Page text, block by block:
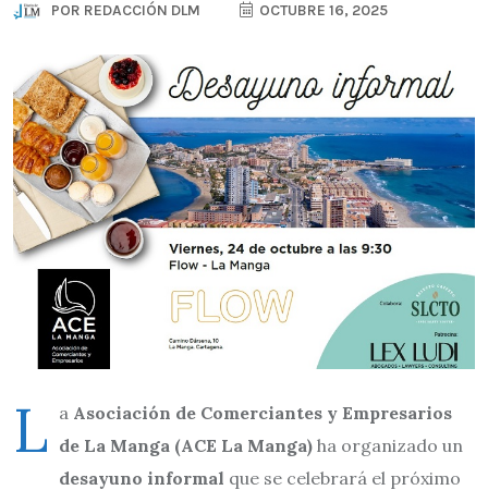
POR REDACCIÓN DLM OCTUBRE 16, 2025
L a Asociación de Comerciantes y Empresarios
de La Manga (ACE La Manga) ha organizado un
desayuno informal que se celebrará el próximo